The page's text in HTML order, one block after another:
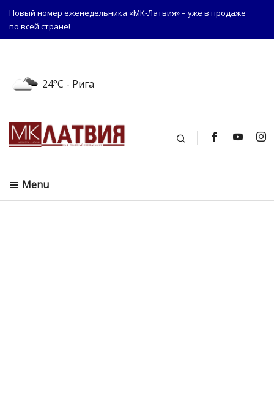
Новый номер еженедельника «МК-Латвия» – уже в продаже
по всей стране!
24°C - Рига
Поиск
Menu